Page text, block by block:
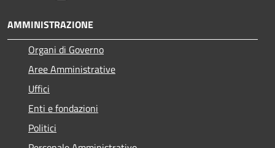
AMMINISTRAZIONE
Organi di Governo
Aree Amministrative
Uffici
Enti e fondazioni
Politici